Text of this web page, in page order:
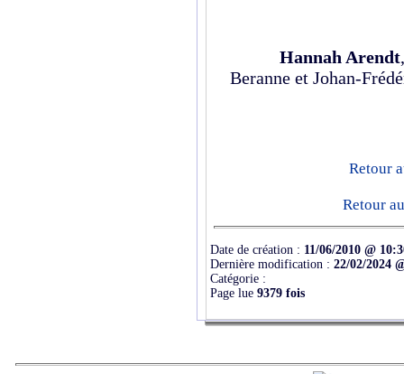
Hannah Arendt
Beranne et Johan-
Retour
Retour
Date de création : 11/06/2010 @
Dernière modification : 22/02/2024
Catégorie :
Page lue 9379 fois